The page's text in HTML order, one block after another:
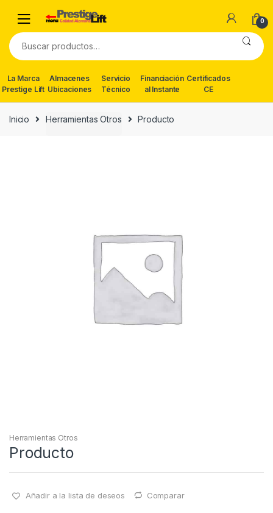
navigation
content
0
Buscar
por:
La Marca
Prestige Lift
Almacenes
Ubicaciones
Servicio
Técnico
Financiación
al Instante
Certificados
CE
Inicio Herramientas Otros Producto
Herramientas Otros
Producto
Añadir a la lista de deseos Comparar